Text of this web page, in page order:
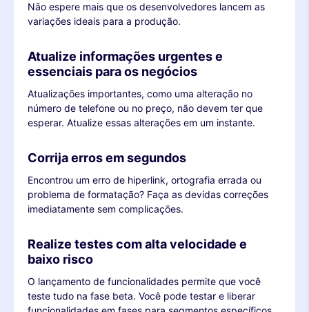
Não espere mais que os desenvolvedores lancem as
variações ideais para a produção.
Atualize informações urgentes e
essenciais para os negócios
Atualizações importantes, como uma alteração no
número de telefone ou no preço, não devem ter que
esperar. Atualize essas alterações em um instante.
Corrija erros em segundos
Encontrou um erro de hiperlink, ortografia errada ou
problema de formatação? Faça as devidas correções
imediatamente sem complicações.
Realize testes com alta velocidade e
baixo risco
O lançamento de funcionalidades permite que você
teste tudo na fase beta. Você pode testar e liberar